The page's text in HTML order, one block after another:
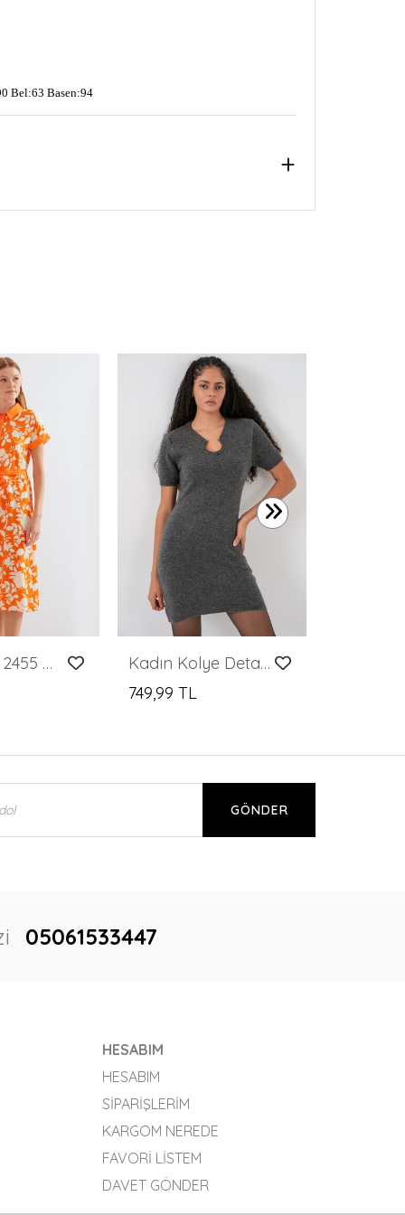
Bel:63 Basen:94
Merterium 2455 Desenli Gömlek Elbise - Turuncu
Kadın Kolye Detaylı Triko Elbise 15989 - Antrasit
749,99 TL
GÖNDER
05061533447
HESABIM
HESABIM
SIPARIŞLERIM
KARGOM NEREDE
FAVORI LISTEM
DAVET GÖNDER